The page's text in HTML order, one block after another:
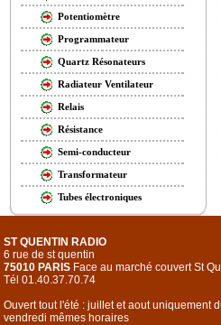
Potentiomètre
Programmateur
Quartz Résonateurs
Radiateur Ventilateur
Relais
Résistance
Semi-conducteur
Transformateur
Tubes électroniques
ST QUENTIN RADIO
6 rue de st quentin
75010 PARIS Face au marché couvert St
Tél 01.40.37.70.74
Ouvert tout l'été : juillet et aout uniquement
vendredi mêmes horaires